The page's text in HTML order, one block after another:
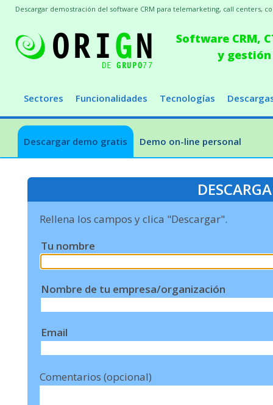
Software CRM,
y
Sectores Funcionalidades Tecnologías
Descargar demo gratis Demo on-line personal
Descargar demostración del software CRM para telemarketing, call centers,
Rellena los campos y clica "Descargar".
Tu nombre
Nombre de tu empresa/organización
Email
Comentarios (opcional)